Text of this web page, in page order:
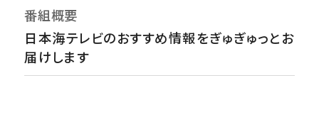
番組概要
日本海テレビのおすすめ情報をぎゅぎゅっとお
届けします